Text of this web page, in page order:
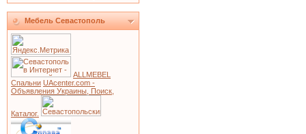
Мебель Севастополь
ALLMEBEL
Спальни UAcenter.com -
Объявления Украины, Поиск,
Каталог.